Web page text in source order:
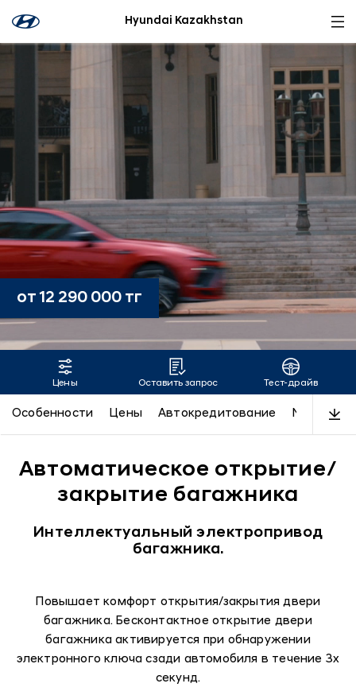
Hyundai Kazakhstan
SONATA
от 12 290 000 тг
Цены Оставить запрос Тест-драйв
Особенности Цены Автокредитование N-Line
Автоматическое открытие/
закрытие багажника
Интеллектуальный электропривод
багажника.
Повышает комфорт открытия/закрытия двери
багажника. Бесконтактное открытие двери
багажника активируется при обнаружении
электронного ключа сзади автомобиля в течение 3х
секунд.